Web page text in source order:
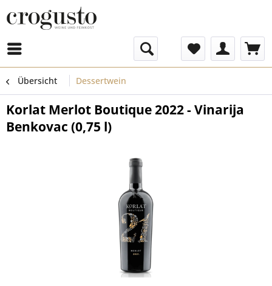
Übersicht Dessertwein
Korlat Merlot Boutique 2022 - Vinarija
Benkovac (0,75 l)